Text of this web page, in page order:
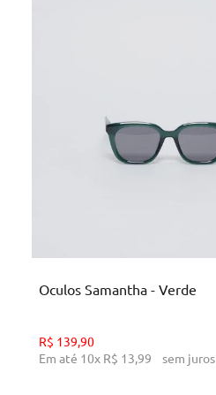
Oculos Samantha - Verde
R$ 139,90
Em até 10x R$ 13,99 sem juros